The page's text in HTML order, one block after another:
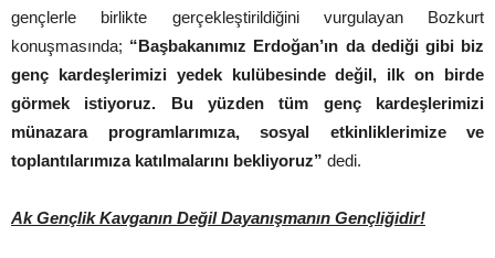
gençlerle birlikte gerçekleştirildiğini vurgulayan Bozkurt
konuşmasında; “Başbakanımız Erdoğan’ın da dediği gibi biz
genç kardeşlerimizi yedek kulübesinde değil, ilk on birde
görmek istiyoruz. Bu yüzden tüm genç kardeşlerimizi
münazara programlarımıza, sosyal etkinliklerimize ve
toplantılarımıza katılmalarını bekliyoruz” dedi.
Ak Gençlik Kavganın Değil Dayanışmanın Gençliğidir!